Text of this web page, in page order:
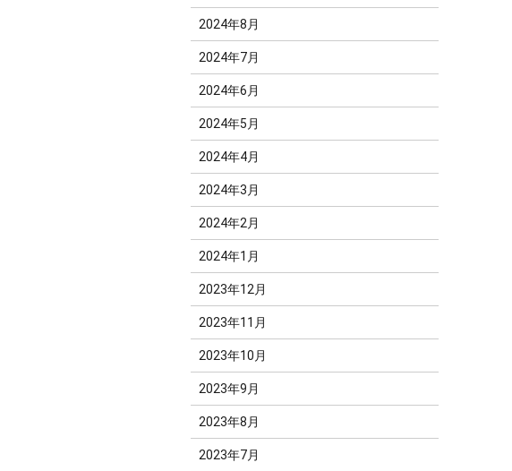
2024年8月
2024年7月
2024年6月
2024年5月
2024年4月
2024年3月
2024年2月
2024年1月
2023年12月
2023年11月
2023年10月
2023年9月
2023年8月
2023年7月